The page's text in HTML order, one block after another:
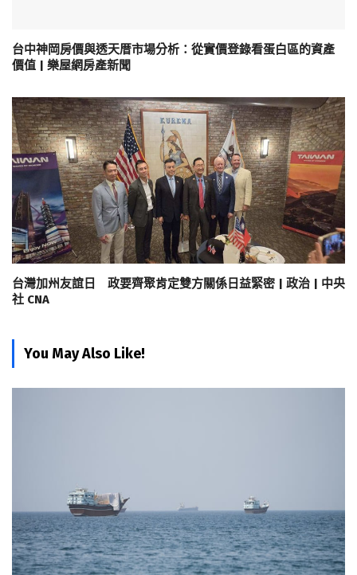
台中神岡房價與透天厝市場分析：從實價登錄看蛋白區的資產
價值 | 樂屋網房產新聞
台灣加州友誼日 政要齊聚肯定雙方關係日益緊密 | 政治 | 中央
社 CNA
You May Also Like!